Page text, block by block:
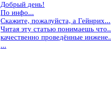
Добрый день!
По инфо...
Скажите, пожалуйста, а Гейнрих...
Читая эту статью понимаешь
качественно проведённые
...